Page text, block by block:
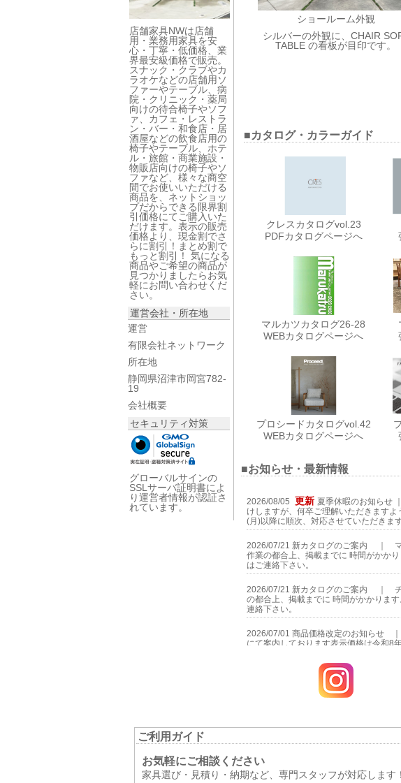
店舗家具NWは店舗
用・業務用家具を安
心・丁寧・低価格、業
界最安級価格で販売。
スナック・クラブやカ
ラオケなどの店舗用ソ
ファーやテーブル、病
院・クリニック・薬局
向けの待合椅子やソフ
ァ、カフェ・レストラ
ン・バー・和食店・居
酒屋などの飲食店用の
椅子やテーブル、ホテ
ル・旅館・商業施設・
物販店向けの椅子やソ
ファなど、様々な商空
間でお使いいただける
商品を、ネットショッ
プだからできる限界割
引価格にてご購入いた
だけます。表示の販売
価格より、現金割でさ
らに割引！まとめ割で
もっと割引！ 気になる
商品やご希望の商品が
見つかりましたらお気
軽にお問い合わせくだ
さい。
運営会社・所在地
運営
有限会社ネットワーク
所在地
静岡県沼津市岡宮782-
19
会社概要
セキュリティ対策
グローバルサインの
SSLサーバ証明書によ
り運営者情報が認証さ
れています。
ショールーム外観
シルバーの外観に、CHAIR
TABLE の看板が目印です。
■カタログ・カラーガイド
クレスカタログvol.23
PDFカタログページへ
マルカツカタログ26-28
WEBカタログページへ
プロシードカタログvol.42
WEBカタログページへ
■お知らせ・最新情報
ご利用ガイド
お気軽にご相談ください
家具選び・見積り・納期など、専門スタッフが対応します！